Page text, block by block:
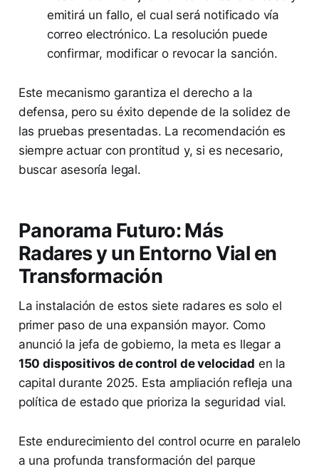
emitirá un fallo, el cual será notificado vía
correo electrónico. La resolución puede
confirmar, modificar o revocar la sanción.
Este mecanismo garantiza el derecho a la
defensa, pero su éxito depende de la solidez de
las pruebas presentadas. La recomendación es
siempre actuar con prontitud y, si es necesario,
buscar asesoría legal.
Panorama Futuro: Más
Radares y un Entorno Vial en
Transformación
La instalación de estos siete radares es solo el
primer paso de una expansión mayor. Como
anunció la jefa de gobierno, la meta es llegar a
150 dispositivos de control de velocidad en la
capital durante 2025. Esta ampliación refleja una
política de estado que prioriza la seguridad vial.
Este endurecimiento del control ocurre en paralelo
a una profunda transformación del parque